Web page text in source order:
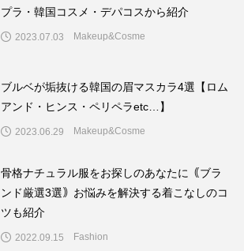
プラ・韓国コスメ・デパコスから紹介
2023.07.03 Makeup&Cosme
ブルベが垢抜ける韓国の眉マスカラ4選【ロム
アンド・ヒンス・ペリペラetc…】
2023.06.29 Makeup&Cosme
骨格ナチュラル服をお探しのあなたに｟ブラ
ンド厳選3選｠お悩みを解決する着こなしのコ
ツも紹介
2022.09.15 Fashion